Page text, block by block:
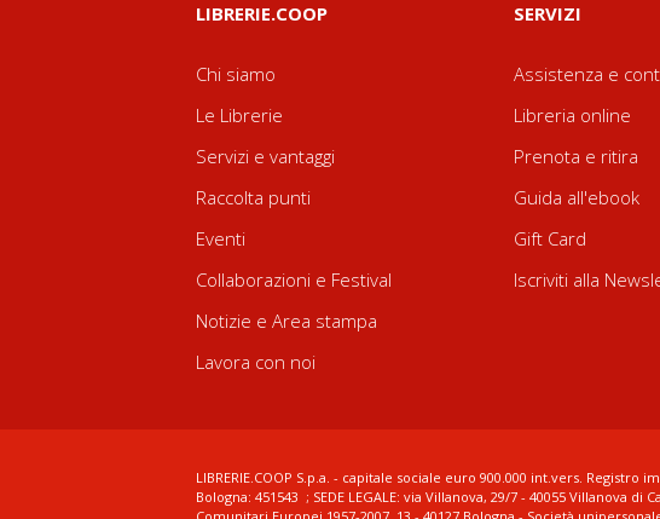
LIBRERIE.COOP
Chi siamo
Le Librerie
Servizi e vantaggi
Raccolta punti
Eventi
Collaborazioni e Festival
Notizie e Area stampa
Lavora con noi
SERVIZI
Assistenza e
Libreria online
Prenota e ritira
Guida all'ebook
Gift Card
Iscriviti alla
LIBRERIE.COOP S.p.a. - capitale sociale euro 900.000 int.vers. Registro
Bologna: 451543 ; SEDE LEGALE: via Villanova, 29/7 - 40055 Villanova di